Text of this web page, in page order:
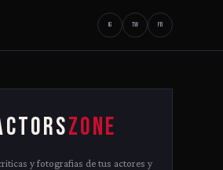
IG TW FB
ZONE
y fotografias de tus actores y